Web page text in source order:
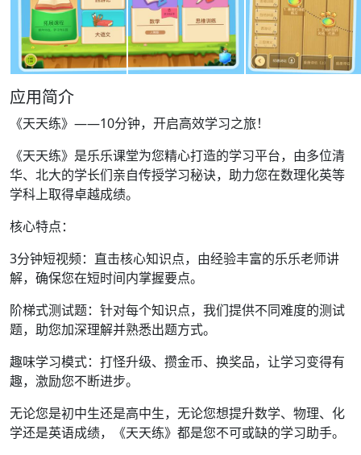
应用简介
《天天练》——10分钟，开启高效学习之旅！
《天天练》是乐乐课堂为您精心打造的学习平台，由多位清
华、北大的学长们亲自传授学习秘诀，助力您在数理化英等
学科上取得卓越成绩。
核心特点：
3分钟短视频：直击核心知识点，由经验丰富的乐乐老师讲
解，确保您在短时间内掌握要点。
阶梯式测试题：针对每个知识点，我们提供不同难度的测试
题，助您加深理解并熟悉出题方式。
趣味学习模式：打怪升级、攒金币、换奖品，让学习变得有
趣，激励您不断进步。
无论您是初中生还是高中生，无论您想提升数学、物理、化
学还是英语成绩，《天天练》都是您不可或缺的学习助手。